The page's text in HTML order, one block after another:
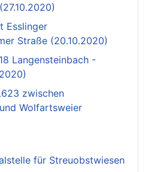
Esslinger
Straße (20.10.2020)
Langensteinbach -
zwischen
Wolfartsweier
für Streuobstwiesen